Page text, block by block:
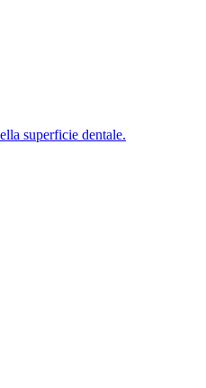
superficie dentale.